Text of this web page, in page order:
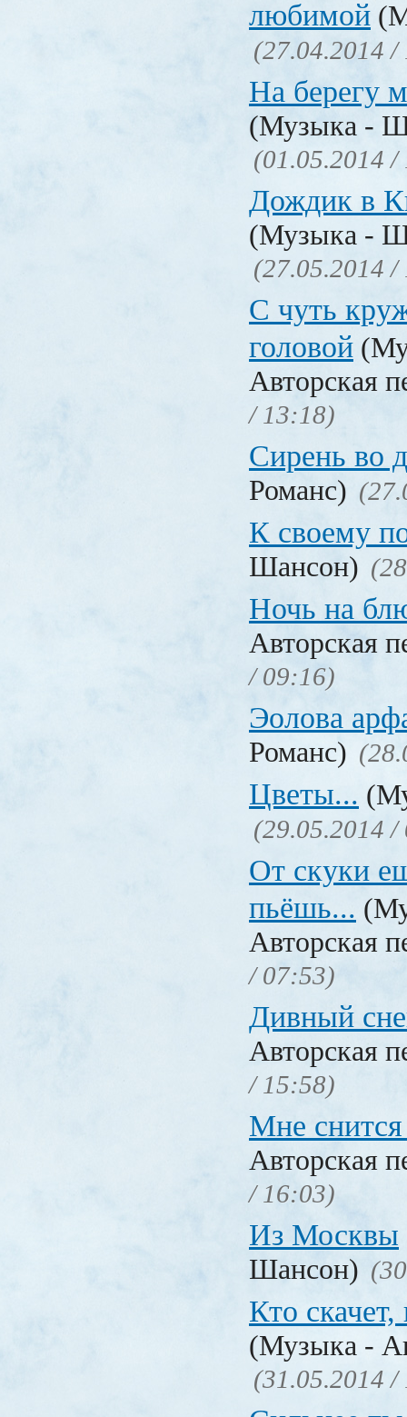
любимой
(27.04.2014 /
На берегу
(Музыка -
(01.05.2014 /
Дождик в
(Музыка -
(27.05.2014 /
С чуть
головой
Авторская
/ 13:18)
Сирень во
Романс)
К своему
Шансон)
Ночь на
Авторская
/ 09:16)
Эолова
Романс)
Цветы...
(29.05.2014 /
От скуки
пьёшь...
Авторская
/ 07:53)
Дивный
Авторская
/ 15:58)
Мне
Авторская
/ 16:03)
Из Москвы
Шансон)
Кто
(Музыка -
(31.05.2014 /